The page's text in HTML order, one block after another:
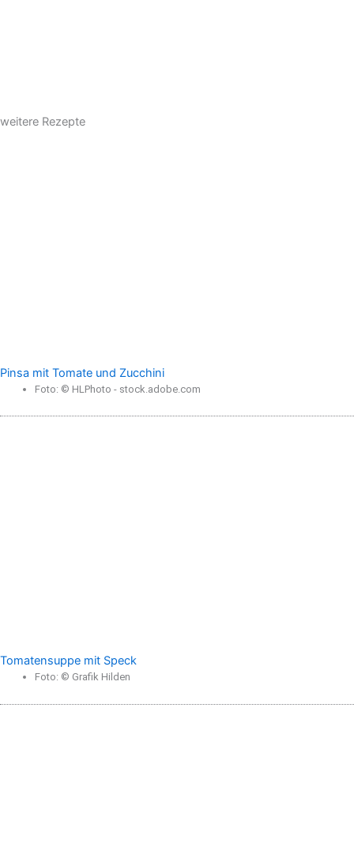
weitere Rezepte
Pinsa mit Tomate und Zucchini
Foto: © HLPhoto - stock.adobe.com
Tomatensuppe mit Speck
Foto: © Grafik Hilden